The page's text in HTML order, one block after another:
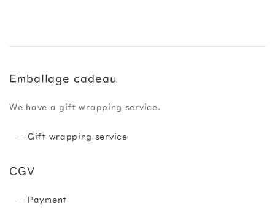
Emballage cadeau
We have a gift wrapping service.
Gift wrapping service
CGV
Payment